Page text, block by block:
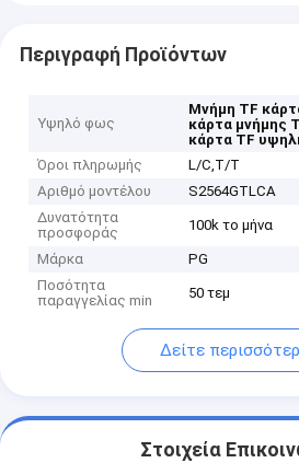
Περιγραφή Προϊόντων
Υψηλό φως
Μνήμη TF
κάρτα μνήμης
κάρτα TF
Όροι πληρωμής
L/C,T/T
Αριθμό μοντέλου
S2564GTLCA
Δυνατότητα
προσφοράς
100k το μήνα
Μάρκα
PG
Ποσότητα
παραγγελίας min
50 τεμ
Δείτε
Στοιχεία